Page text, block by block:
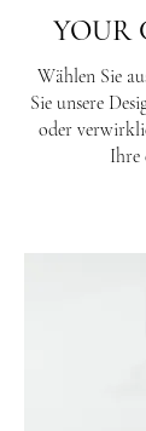
YOUR
Wählen Sie
Sie unsere
oder
Ihre